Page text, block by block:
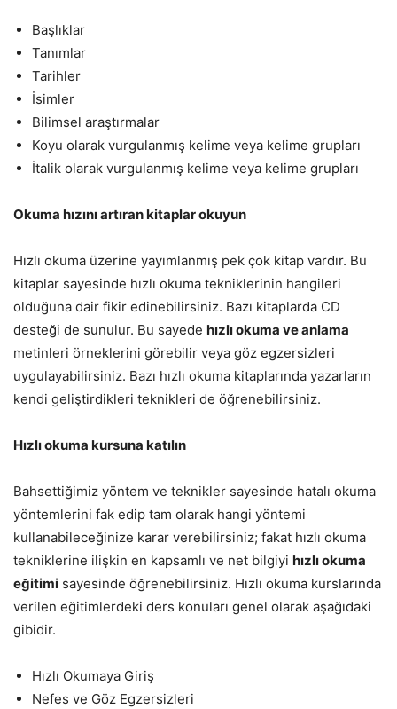
Başlıklar
Tanımlar
Tarihler
İsimler
Bilimsel araştırmalar
Koyu olarak vurgulanmış kelime veya kelime grupları
İtalik olarak vurgulanmış kelime veya kelime grupları
Okuma hızını artıran kitaplar okuyun
Hızlı okuma üzerine yayımlanmış pek çok kitap vardır. Bu
kitaplar sayesinde hızlı okuma tekniklerinin hangileri
olduğuna dair fikir edinebilirsiniz. Bazı kitaplarda CD
desteği de sunulur. Bu sayede hızlı okuma ve anlama
metinleri örneklerini görebilir veya göz egzersizleri
uygulayabilirsiniz. Bazı hızlı okuma kitaplarında yazarların
kendi geliştirdikleri teknikleri de öğrenebilirsiniz.
Hızlı okuma kursuna katılın
Bahsettiğimiz yöntem ve teknikler sayesinde hatalı okuma
yöntemlerini fak edip tam olarak hangi yöntemi
kullanabileceğinize karar verebilirsiniz; fakat hızlı okuma
tekniklerine ilişkin en kapsamlı ve net bilgiyi hızlı okuma
eğitimi sayesinde öğrenebilirsiniz. Hızlı okuma kurslarında
verilen eğitimlerdeki ders konuları genel olarak aşağıdaki
gibidir.
Hızlı Okumaya Giriş
Nefes ve Göz Egzersizleri